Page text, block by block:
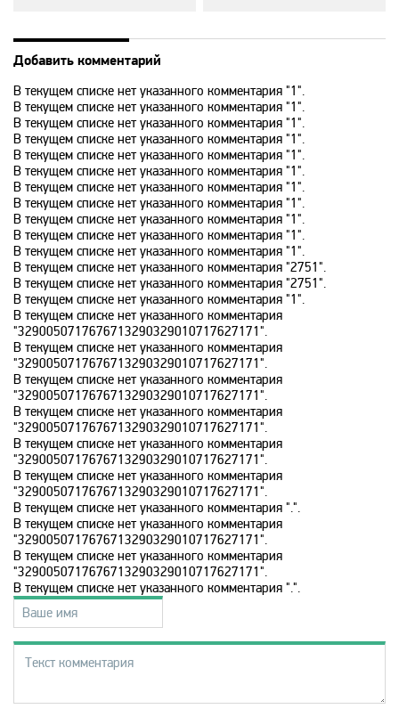
History 2
Hollywood
ICTV
ID Xtra
Kazakh TV KZ
KazSport
MTV 00s
MTV 80s
MTV Hits
Nat Geo Wild
National Geographic
Добавить комментарий
В текущем списке нет указанного комментария "1".
В текущем списке нет указанного комментария "1".
В текущем списке нет указанного комментария "1".
В текущем списке нет указанного комментария "1".
В текущем списке нет указанного комментария "1".
В текущем списке нет указанного комментария "1".
В текущем списке нет указанного комментария "1".
В текущем списке нет указанного комментария "1".
В текущем списке нет указанного комментария "1".
В текущем списке нет указанного комментария "1".
В текущем списке нет указанного комментария "1".
В текущем списке нет указанного комментария "2751".
В текущем списке нет указанного комментария "2751".
В текущем списке нет указанного комментария "1".
В текущем списке нет указанного комментария
"3290050717676713290329010717627171".
В текущем списке нет указанного комментария
"3290050717676713290329010717627171".
В текущем списке нет указанного комментария
"3290050717676713290329010717627171".
В текущем списке нет указанного комментария
"3290050717676713290329010717627171".
В текущем списке нет указанного комментария
"3290050717676713290329010717627171".
В текущем списке нет указанного комментария
"3290050717676713290329010717627171".
В текущем списке нет указанного комментария ".".
В текущем списке нет указанного комментария
"3290050717676713290329010717627171".
В текущем списке нет указанного комментария
"3290050717676713290329010717627171".
В текущем списке нет указанного комментария ".".